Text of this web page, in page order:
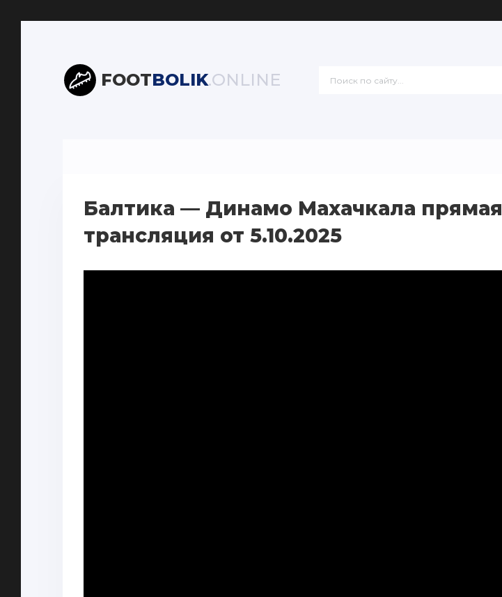
FOOTBOLIK.ONLINE
Балтика — Динамо Махачкала прямая
трансляция от 5.10.2025